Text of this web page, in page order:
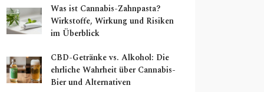
Was ist Cannabis-Zahnpasta?
Wirkstoffe, Wirkung und Risiken
im Überblick
CBD-Getränke vs. Alkohol: Die
ehrliche Wahrheit über Cannabis-
Bier und Alternativen